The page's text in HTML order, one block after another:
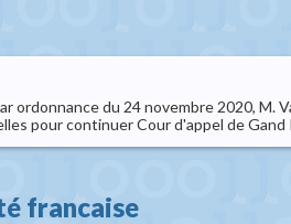
ordonnance du 24 novembre 2020,
pour continuer Cour d'appel de
francaise